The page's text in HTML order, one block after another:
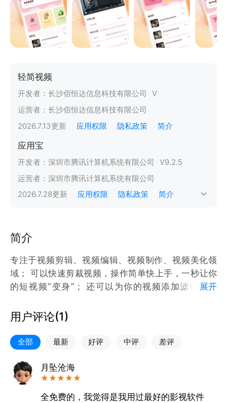
轻简视频
开发者： 长沙佰恒达信息科技有限公司
V
运营者： 长沙佰恒达信息科技有限公司
2026.7.13更新 应用权限 隐私政策 简介
应用宝
开发者： 深圳市腾讯计算机系统有限公司 V9.2.5
运营者： 深圳市腾讯计算机系统有限公司
2026.7.28更新 应用权限 隐私政策 简介
简介
专注于视频剪辑、视频编辑、视频制作、视频美化领
域； 可以快速剪裁视频，操作简单快上手，一秒让你
的短视频“变身”； 还可以为你的视频添加滤镜、贴
活不再平庸，让生活一秒变大片，支持链接播放；内置
视频格式转换，只为你的视频提供别样质感！ 应用还
可以视频投屏，让你享受大屏畅享。
展开
用户评论(1)
全部 最新 好评 中评 差评
月坠沧海
全免费的，我觉得是我用过最好的影视软件